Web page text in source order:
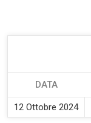
DATA
12 Ottobre 2024